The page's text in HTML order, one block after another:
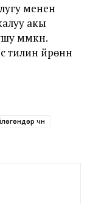
менен
акы
мүмкүн.
үйрөнүүнү
үчүн